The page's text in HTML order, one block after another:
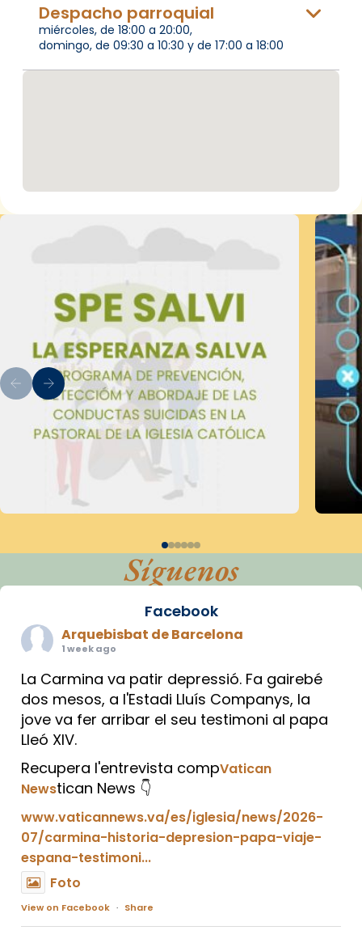
Despacho parroquial
miércoles, de 18:00 a 20:00,
domingo, de 09:30 a 10:30 y de 17:00 a 18:00
Síguenos
Facebook
Arquebisbat de Barcelona
1 week ago
La Carmina va patir depressió. Fa gairebé
dos mesos, a l'Estadi Lluís Companys, la
jove va fer arribar el seu testimoni al papa
Lleó XIV.
Recupera l'entrevista compVatican
Newstican News 👇
www.vaticannews.va/es/iglesia/news/2026-
07/carmina-historia-depresion-papa-viaje-
espana-testimoni...
Foto
View on Facebook · Share